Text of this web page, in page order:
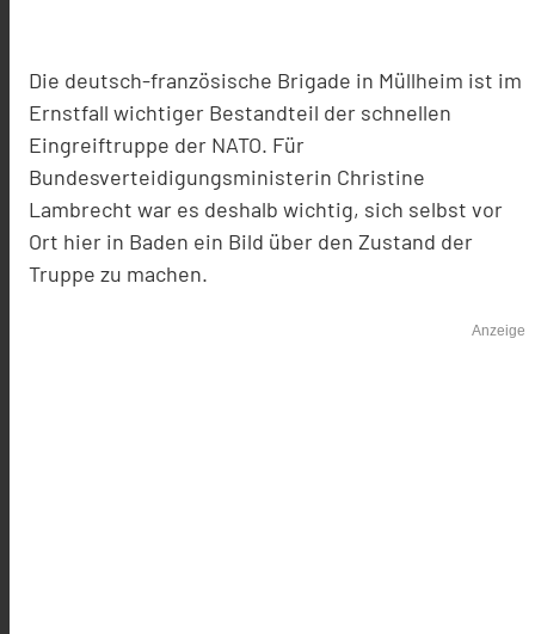
Die deutsch-französische Brigade in Müllheim ist im
Ernstfall wichtiger Bestandteil der schnellen
Eingreiftruppe der NATO. Für
Bundesverteidigungsministerin Christine
Lambrecht war es deshalb wichtig, sich selbst vor
Ort hier in Baden ein Bild über den Zustand der
Truppe zu machen.
Anzeige